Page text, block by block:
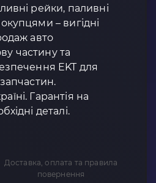
рейки, паливні
– вигідні
авто
частину та
EKT для
Гарантія на
деталі.
Доставка, оплата та правила
повернення